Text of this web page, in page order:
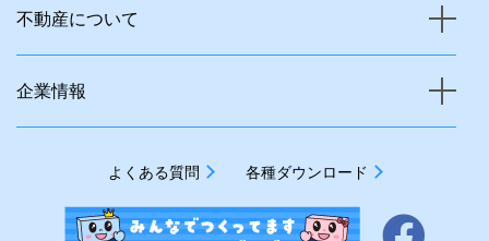
不動産について
企業情報
よくある質問 各種ダウンロード